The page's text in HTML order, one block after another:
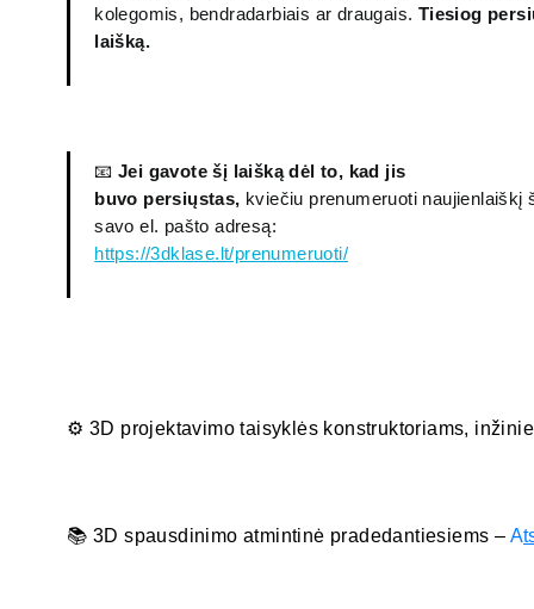
kolegomis, bendradarbiais ar draugais. Tiesiog
laišką.
📧Jei gavote šį laišką dėl to, kad jis
buvo persiųstas, kviečiu prenumeruoti naujienlaiškį
savo el. pašto adresą:
https://3dklase.lt/prenumeruoti/
⚙️ 3D projektavimo taisyklės konstruktoriams,
📚 3D spausdinimo atmintinė pradedantiesiems – A